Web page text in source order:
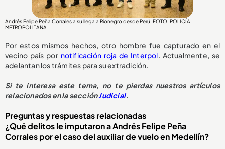
Andrés Felipe Peña Corrales a su llega a Rionegro desde Perú. FOTO: POLICÍA
METROPOLITANA
Por estos mismos hechos, otro hombre fue capturado en el
vecino país por notificación roja de Interpol. Actualmente, se
adelantan los trámites para su extradición.
Si te interesa este tema, no te pierdas nuestros artículos
relacionados en la secciónJudicial.
Preguntas y respuestas relacionadas
¿Qué delitos le imputaron a Andrés Felipe Peña
Corrales por el caso del auxiliar de vuelo en Medellín?